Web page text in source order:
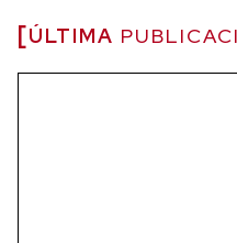
ÚLTIMA